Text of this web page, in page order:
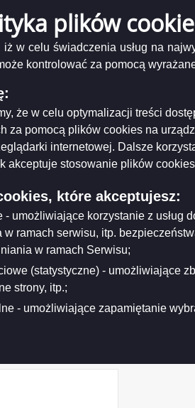
plików
iż w celu świadczenia usług na
kontrolować za pomocą
że w celu optymalizacji treści
za pomocą plików cookies na
internetowej. Dalsze
akceptuje stosowanie plików
które akceptujesz:
- umożliwiające korzystanie z usług
w ramach serwisu, itp.
w ramach Serwisu;
(statystyczne) - umożliwiające
strony, itp.;
- umożliwiające zapamiętanie
na lipiec
na czerwiec
na maj
na kwiecień
na luty
na styczeń
Materiały
Opublikował:
Data
Historia